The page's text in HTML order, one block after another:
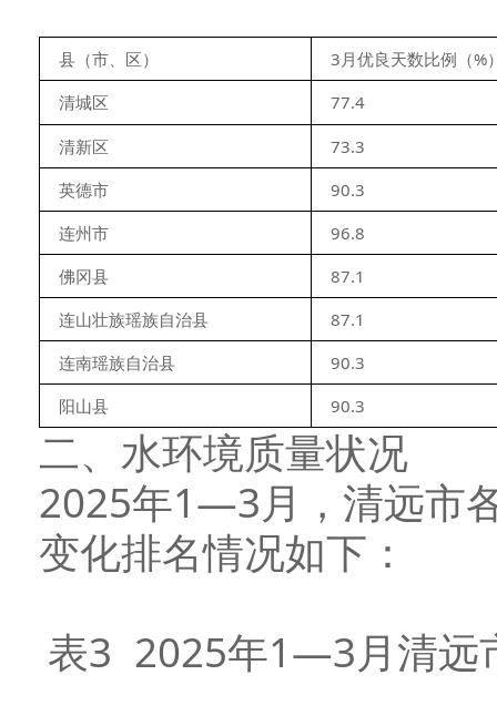
县（市、区）
3月优良天数比例（%
清城区
77.4
清新区
73.3
英德市
90.3
连州市
96.8
佛冈县
87.1
连山壮族瑶族自治县
87.1
连南瑶族自治县
90.3
阳山县
90.3
二、水环境质量状况
2025年1—3月，清远市
变化排名情况如下：
表3 2025年1—3月清远